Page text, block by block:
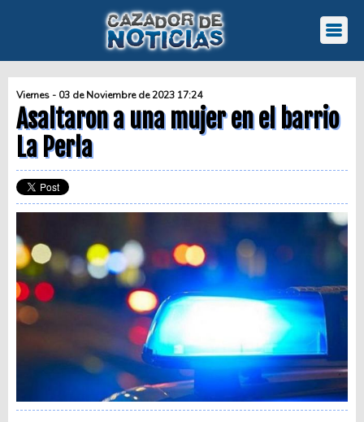
Viernes - 03 de Noviembre de 2023 17:24
Asaltaron a una mujer en el barrio
La Perla